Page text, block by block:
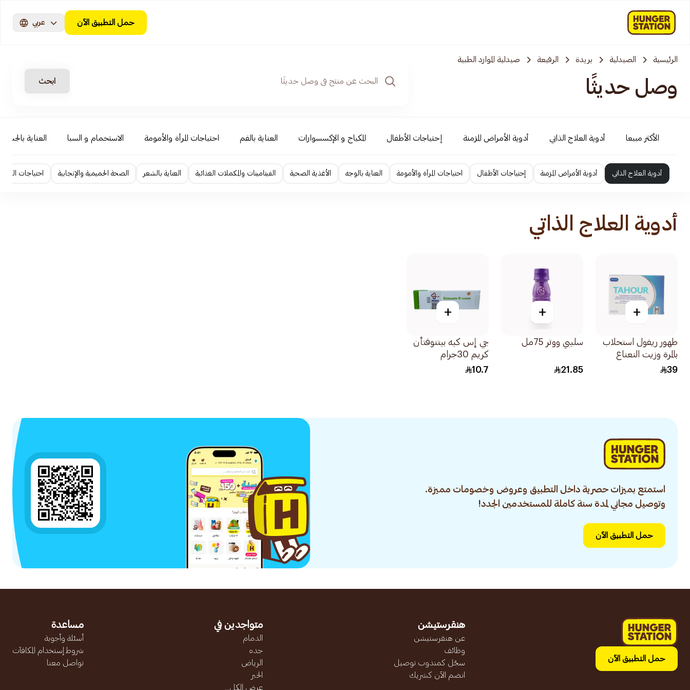
حمل التطبيق الآن عربي
الرئيسية الصيدلية بريدة الرفيعة صيدلية الموارد الطبية
وصل حديثًا ابحث
الأكثر مبيعا أدوية العلاج الذاتي أدوية الأمراض المزمنة إحتياجات الأطفال المكياج و الإكسسوارات العناية بالفم احتياجات المرأة والأمومة الاستحمام و السبا العناية بالجسم
أدوية العلاج الذاتي أدوية الأمراض المزمنة إحتياجات الأطفال احتياجات المرأة والأمومة العناية بالوجه الأغذية الصحية الفيتامينات والمكملات الغذائية العناية بالشعر الصحة الحميمية والإنجابية احتياجات الرجل
أدوية العلاج الذاتي
+
طهور ريفول استحلاب
بالمرة وزيت النعناع
30قطعة
39
+
سليبي ووتر 75مل
21.85
+
جي إس كيه بيتنوفتأن
كريم 30جرام
10.7
استمتع بميزات حصرية داخل التطبيق وعروض وخصومات مميزة.
وتوصيل مجاني لمدة سنة كاملة للمستخدمين الجدد!
حمل التطبيق الآن
حمل التطبيق الآن
هنقرستيشن
عن هنقرستيشن
وظائف
سجّل كمندوب توصيل
انضم الآن كشريك
متواجدين في
الدمام
جده
الرياض
الخبر
عرض الكل...
مساعدة
أسئلة وأجوبة
شروط إستخدام المكافآت
تواصل معنا